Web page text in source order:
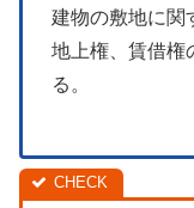
建物の敷地に関
地上権、賃借権
る。